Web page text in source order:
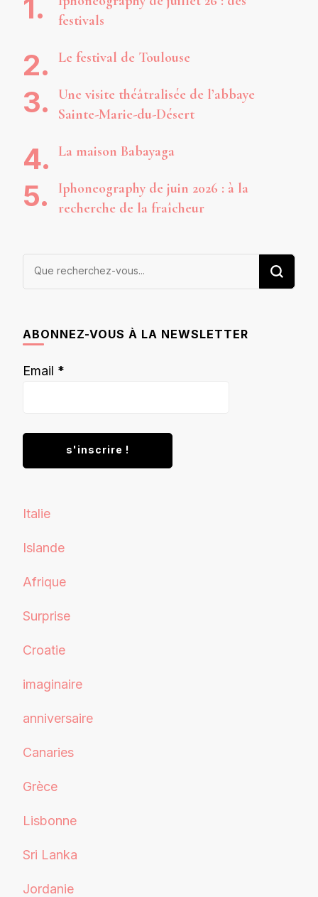
festivals
Le festival de Toulouse
Une visite théâtralisée de l’abbaye
Sainte-Marie-du-Désert
La maison Babayaga
Iphoneography de juin 2026 : à la
recherche de la fraîcheur
Vous
ABONNEZ-VOUS À LA NEWSLETTER
Email *
Italie
Islande
Afrique
Surprise
Croatie
imaginaire
anniversaire
Canaries
Grèce
Lisbonne
Sri Lanka
Jordanie